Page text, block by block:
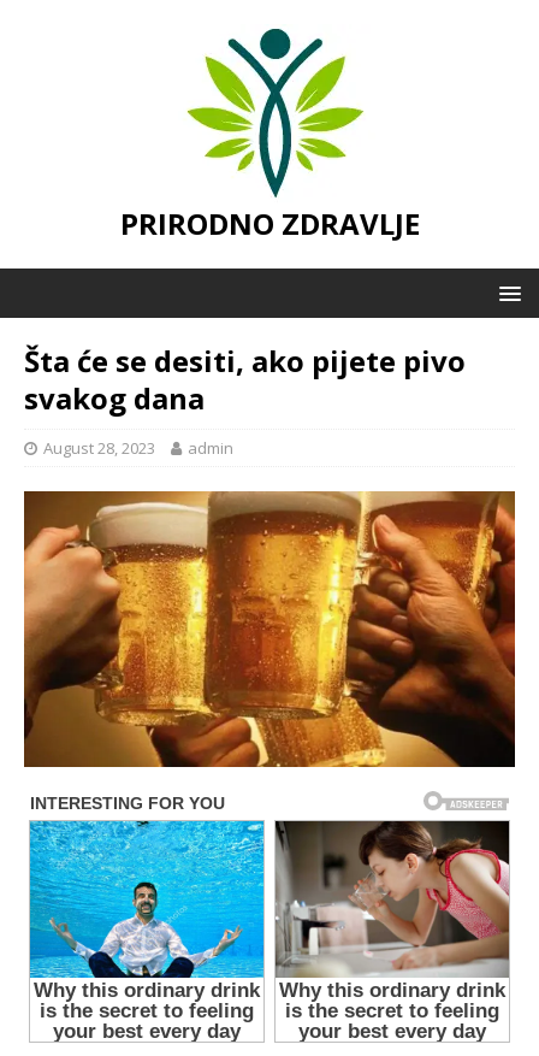
PRIRODNO ZDRAVLJE
Šta će se desiti, ako pijete pivo
svakog dana
August 28, 2023 admin